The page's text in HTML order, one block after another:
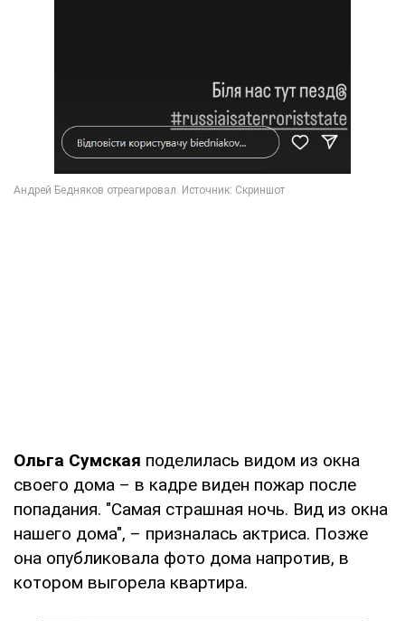
Ольга Сумская поделилась видом из окна
своего дома – в кадре виден пожар после
попадания. "Самая страшная ночь. Вид из окна
нашего дома", – призналась актриса. Позже
она опубликовала фото дома напротив, в
котором выгорела квартира.